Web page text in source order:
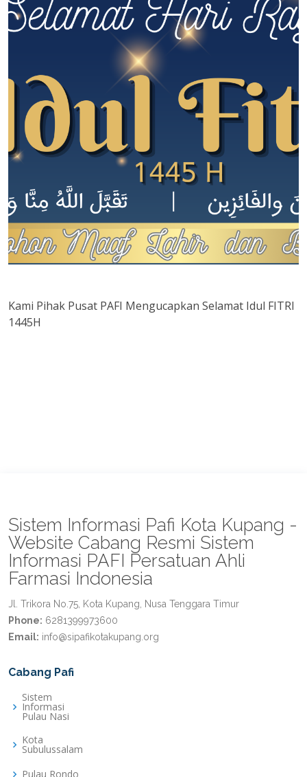
Kami Pihak Pusat PAFI Mengucapkan Selamat Idul FITRI
1445H
Sistem Informasi Pafi Kota Kupang -
Website Cabang Resmi Sistem
Informasi PAFI Persatuan Ahli
Farmasi Indonesia
Jl. Trikora No.75, Kota Kupang, Nusa Tenggara Timur
Phone: 6281399973600
Email: info@sipafikotakupang.org
Cabang Pafi
Sistem
Informasi
Pulau Nasi
Kota
Subulussalam
Pulau Rondo